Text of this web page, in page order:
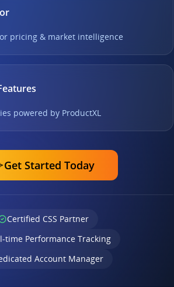
pricing & market intelligence
powered by ProductXL
Get Started Today
Certified CSS Partner
time Performance Tracking
Account Manager